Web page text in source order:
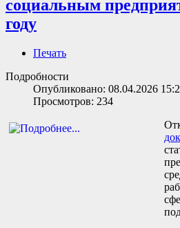
социальным
году
Печать
Подробности
Опубликовано: 08.04.2026
Просмотров: 234